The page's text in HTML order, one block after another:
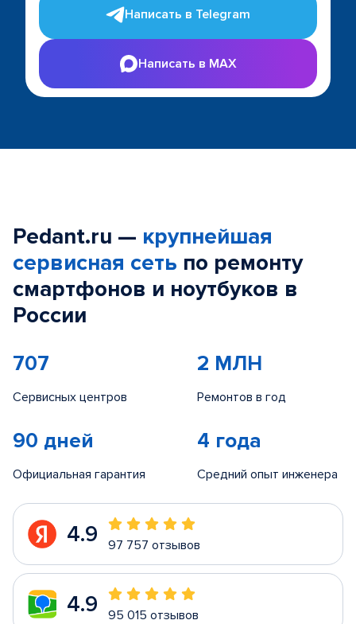
Написать в Telegram
Написать в MAX
Pedant.ru — крупнейшая
сервисная сеть по ремонту
смартфонов и ноутбуков в
России
707
Сервисных центров
2 МЛН
Ремонтов в год
90 дней
Официальная гарантия
4 года
Средний опыт инженера
4.9 97 757 отзывов
4.9 95 015 отзывов